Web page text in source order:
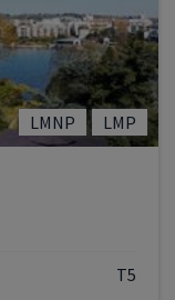
LMNP LMP
T5